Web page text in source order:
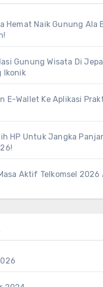
Hemat Naik Gunung Ala
Gunung Wisata Di
Ikonik
E-Wallet Ke Aplikasi
HP Untuk Jangka
Aktif Telkomsel